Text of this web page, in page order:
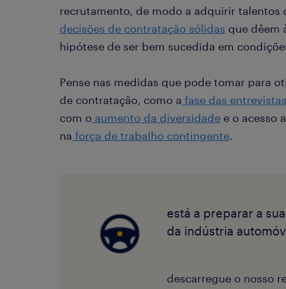
recrutamento, de modo a adquirir talentos
decisões de contratação sólidas que dêem
hipótese de ser bem sucedida em
Pense nas medidas que pode tomar para
de contratação, como a fase das entrevistas
com o aumento da diversidade e o acesso
na força de trabalho contingente.
está a preparar a
da indústria
descarregue o nosso